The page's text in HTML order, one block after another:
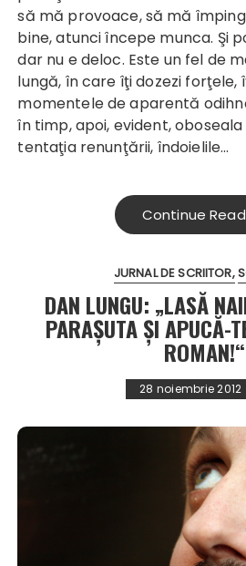
să mă provoace, să mă
bine, atunci începe munca. Şi
dar nu e deloc. Este un fel de
lungă, în care îţi dozezi forţele,
momentele de aparentă
în timp, apoi, evident,
tentaţia renunţării, îndoielile...
Continue
JURNAL DE SCRIITOR
DAN LUNGU: „LASĂ
PARAŞUTA ŞI APUCĂ-
ROMAN!“
28 noiembrie 2012